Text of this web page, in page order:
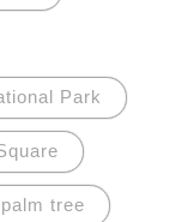
Park
tree